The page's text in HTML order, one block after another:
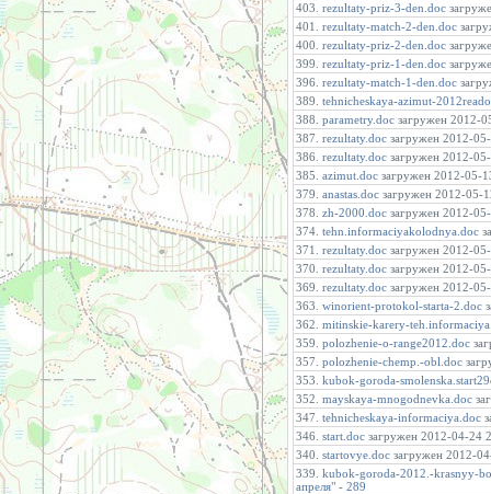
403. rezultaty-priz-3-den.doc
401. rezultaty-match-2-den.doc
400. rezultaty-priz-2-den.doc
399. rezultaty-priz-1-den.doc
396. rezultaty-match-1-den.doc
389. tehnicheskaya-azimut-
388. parametry.doc загружен 2012-
387. rezultaty.doc загружен 2012-
386. rezultaty.doc загружен 2012-
385. azimut.doc загружен 2012-05-
379. anastas.doc загружен 2012-05-
378. zh-2000.doc загружен 2012-
374. tehn.informaciyakolodnya.doc
371. rezultaty.doc загружен 2012-
370. rezultaty.doc загружен 2012-
369. rezultaty.doc загружен 2012-
363. winorient-protokol-starta-2.doc
362. mitinskie-karery-
359. polozhenie-o-range2012.doc
357. polozhenie-chemp.-obl.doc
353. kubok-goroda-
352. mayskaya-mnogodnevka.doc
347. tehnicheskaya-informaciya.doc
346. start.doc загружен 2012-04-24
340. startovye.doc загружен 2012-
339. kubok-goroda-2012.-krasnyy-
апреля" - 289